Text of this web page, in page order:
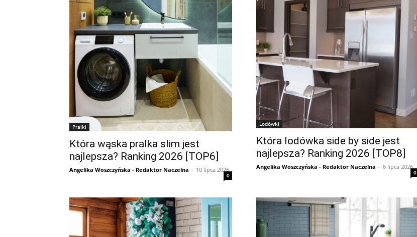
Pralki
Która wąska pralka slim jest
najlepsza? Ranking 2026 [TOP6]
Angelika Woszczyńska - Redaktor Naczelna - 10 lipca 2026
0
Lodówki
Która lodówka side by side jest
najlepsza? Ranking 2026 [TOP8]
Angelika Woszczyńska - Redaktor Naczelna - 6 lipca 2026
0